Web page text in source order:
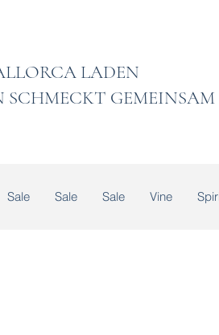
LADEN
SCHMECKT GEMEINSAM
Sale Sale Sale Vine